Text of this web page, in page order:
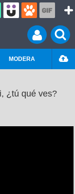
MODERA
¿tú qué ves?